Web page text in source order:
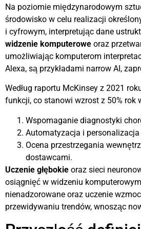
Na poziomie międzynarodowym
środowisko w celu realizacji
i cyfrowym, interpretując dane
widzenie komputerowe oraz
umożliwiając komputerom
Alexa, są przykładami narrow AI,
Według raportu McKinsey z 2021
funkcji, co stanowi wzrost z 50% rok
Wspomaganie diagnostyki
Automatyzacja i personalizacja
Ocena przestrzegania
dostawcami.
Uczenie głębokie oraz sieci
osiągnięć w widzeniu
nienadzorowane oraz uczenie
przewidywaniu trendów, wnosząc